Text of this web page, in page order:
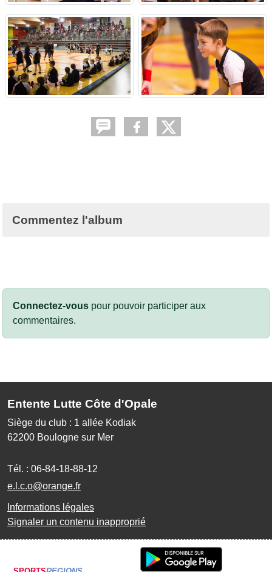
Commentez l'album
Connectez-vous pour pouvoir participer aux
commentaires.
Entente Lutte Côte d'Opale
Siège du club : 1 allée Kodiak
62200 Boulogne sur Mer
Tél. : 06-84-18-88-12
e.l.c.o@orange.fr
Informations légales
Signaler un contenu inapproprié